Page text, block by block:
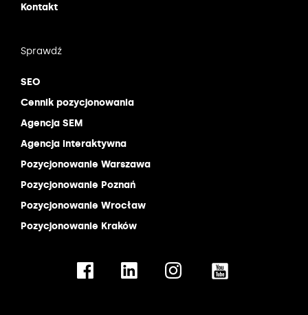
Kontakt
Sprawdź
SEO
Cennik pozycjonowania
Agencja SEM
Agencja interaktywna
Pozycjonowanie Warszawa
Pozycjonowanie Poznań
Pozycjonowanie Wrocław
Pozycjonowanie Kraków